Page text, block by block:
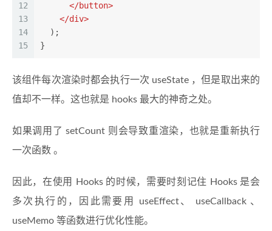
12
13
14
15
</button>
</div>
  );
}
该组件每次渲染时都会执行一次 useState ，但是取出来的
值却不一样。这也就是 hooks 最大的神奇之处。
如果调用了 setCount 则会导致重渲染，也就是重新执行
一次函数 。
因此，在使用 Hooks 的时候，需要时刻记住 Hooks 是会
多次执行的，因此需要用 useEffect、 useCallback 、
useMemo 等函数进行优化性能。